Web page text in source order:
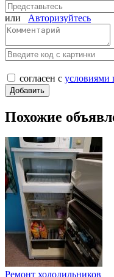
или Авторизуйтесь
согласен с условиями
Похожие
Ремонт холодильников